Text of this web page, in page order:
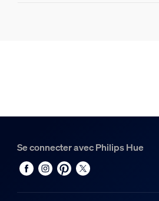
Matériaux
Divers
Se connecter avec Philips Hue